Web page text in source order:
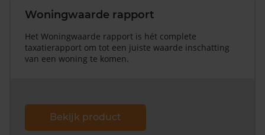
Woningwaarde rapport
Het Woningwaarde rapport is hét complete
taxatierapport om tot een juiste waarde inschatting
van een woning te komen.
Bekijk product